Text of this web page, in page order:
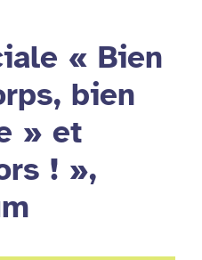
« Bien
bien
» et
! »,